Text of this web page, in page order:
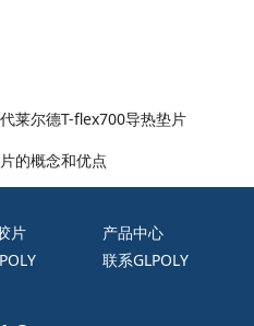
莱尔德T-flex700导热垫片
的概念和优点
片
产品中心
联系GLPOLY